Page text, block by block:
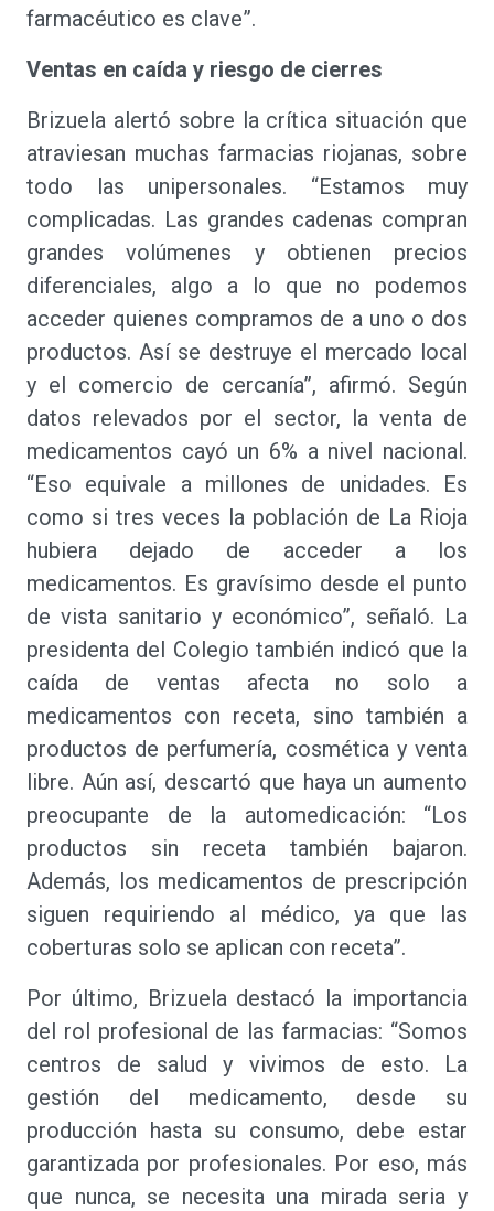
farmacéutico es clave”.
Ventas en caída y riesgo de cierres
Brizuela alertó sobre la crítica situación que
atraviesan muchas farmacias riojanas, sobre
todo las unipersonales. “Estamos muy
complicadas. Las grandes cadenas compran
grandes volúmenes y obtienen precios
diferenciales, algo a lo que no podemos
acceder quienes compramos de a uno o dos
productos. Así se destruye el mercado local
y el comercio de cercanía”, afirmó. Según
datos relevados por el sector, la venta de
medicamentos cayó un 6% a nivel nacional.
“Eso equivale a millones de unidades. Es
como si tres veces la población de La Rioja
hubiera dejado de acceder a los
medicamentos. Es gravísimo desde el punto
de vista sanitario y económico”, señaló. La
presidenta del Colegio también indicó que la
caída de ventas afecta no solo a
medicamentos con receta, sino también a
productos de perfumería, cosmética y venta
libre. Aún así, descartó que haya un aumento
preocupante de la automedicación: “Los
productos sin receta también bajaron.
Además, los medicamentos de prescripción
siguen requiriendo al médico, ya que las
coberturas solo se aplican con receta”.
Por último, Brizuela destacó la importancia
del rol profesional de las farmacias: “Somos
centros de salud y vivimos de esto. La
gestión del medicamento, desde su
producción hasta su consumo, debe estar
garantizada por profesionales. Por eso, más
que nunca, se necesita una mirada seria y